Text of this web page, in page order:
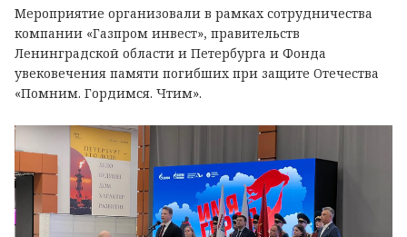
Мероприятие организовали в рамках сотрудничества
компании «Газпром инвест», правительств
Ленинградской области и Петербурга и Фонда
увековечения памяти погибших при защите Отечества
«Помним. Гордимся. Чтим».